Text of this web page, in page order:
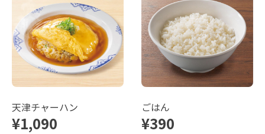
天津チャーハン
¥1,090
ごはん
¥390